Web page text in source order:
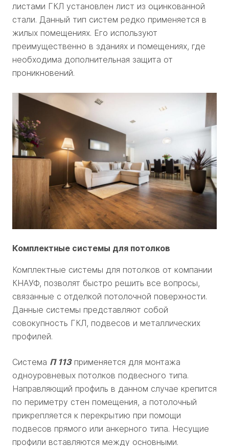
листами ГКЛ установлен лист из оцинкованной
стали. Данный тип систем редко применяется в
жилых помещениях. Его используют
преимущественно в зданиях и помещениях, где
необходима дополнительная защита от
проникновений.
Комплектные системы для потолков
Комплектные системы для потолков от компании
КНАУФ, позволят быстро решить все вопросы,
связанные с отделкой потолочной поверхности.
Данные системы представляют собой
совокупность ГКЛ, подвесов и металлических
профилей.
Система П 113применяется для монтажа
одноуровневых потолков подвесного типа.
Направляющий профиль в данном случае крепится
по периметру стен помещения, а потолочный
прикрепляется к перекрытию при помощи
подвесов прямого или анкерного типа. Несущие
профили вставляются между основными.